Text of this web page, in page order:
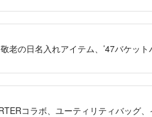
の日名入れアイテム、’47バケット
コラボ、ユーティリティバッグ